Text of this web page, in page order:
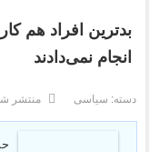
بدترین افراد هم
انجام نمی‌دادند
دسته: سیاسی منتشر شده در